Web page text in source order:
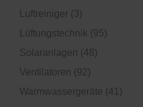
Luftreiniger (3)
Lüftungstechnik (95)
Solaranlagen (48)
Ventilatoren (92)
Warmwassergeräte (41)